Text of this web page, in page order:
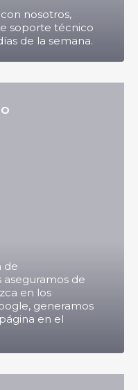
nosotros,
soporte técnico
de la semana.
de
de
en los
generamos
en el